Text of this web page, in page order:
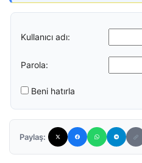
Kullanıcı adı:
Parola:
Beni hatırla
Paylaş: